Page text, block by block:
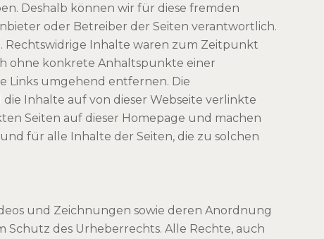
Deshalb können wir für diese fremden
oder Betreiber der Seiten verantwortlich.
Inhalte waren zum Zeitpunkt
ohne konkrete Anhaltspunkte einer
Links umgehend entfernen. Die
Inhalte auf von dieser Webseite verlinkte
Seiten auf dieser Homepage und machen
für alle Inhalte der Seiten, die zu solchen
und Zeichnungen sowie deren Anordnung
Schutz des Urheberrechts. Alle Rechte, auch